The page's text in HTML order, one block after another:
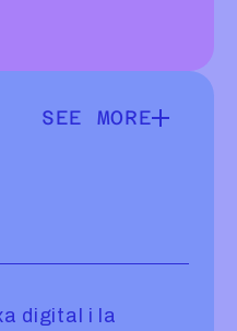
SEE MORE
SEE MORE
digital i la